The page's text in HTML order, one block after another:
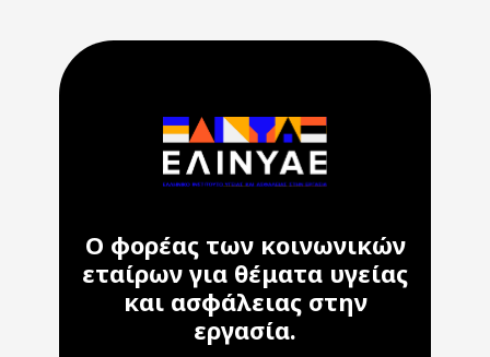
Ο φορέας των κοινωνικών
εταίρων για θέματα υγείας
και ασφάλειας στην
εργασία.